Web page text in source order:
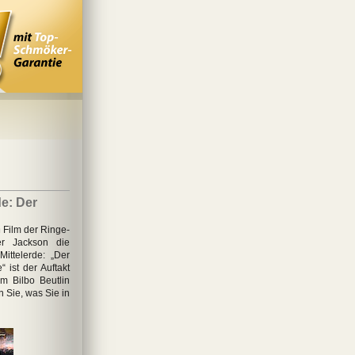
Der
Film der Ringe-
Jackson die
„Der
ist der Auftakt
Bilbo Beutlin
Sie, was Sie in